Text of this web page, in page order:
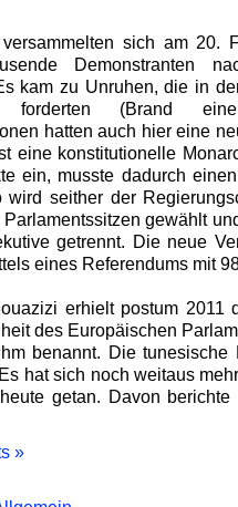
versammelten sich am 20.
Demonstranten
kam zu Unruhen, die in
forderten (Brand
hatten auch hier eine
eine konstitutionelle
ein, musste dadurch
wird seither der
Parlamentssitzen gewählt
getrennt. Die neue
eines Referendums mit
erhielt postum 2011
des Europäischen
benannt. Die
hat sich noch weitaus
getan. Davon
»